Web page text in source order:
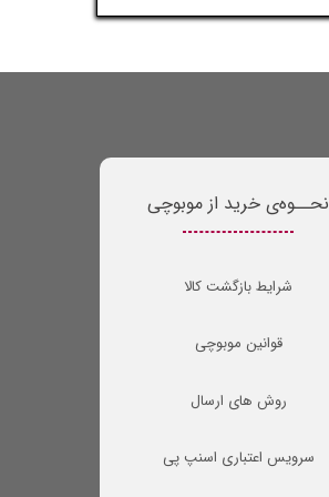
نحــوه‌ی خرید از موبوچی
شرایط بازگشت کالا
قوانین موبوچی
روش های ارسال
سرویس اعتباری اسنپ پی